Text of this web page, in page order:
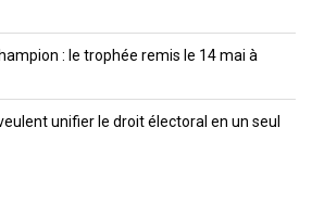
: le trophée remis le 14 mai à
unifier le droit électoral en un seul